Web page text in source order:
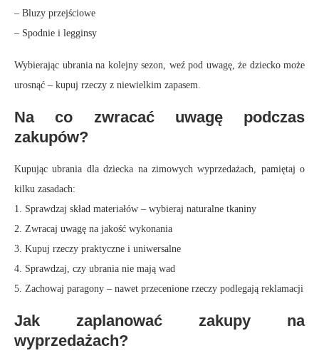
– Bluzy przejściowe
– Spodnie i legginsy
Wybierając ubrania na kolejny sezon, weź pod uwagę, że dziecko może
urosnąć – kupuj rzeczy z niewielkim zapasem.
Na co zwracać uwagę podczas
zakupów?
Kupując ubrania dla dziecka na zimowych wyprzedażach, pamiętaj o
kilku zasadach:
1. Sprawdzaj skład materiałów – wybieraj naturalne tkaniny
2. Zwracaj uwagę na jakość wykonania
3. Kupuj rzeczy praktyczne i uniwersalne
4. Sprawdzaj, czy ubrania nie mają wad
5. Zachowaj paragony – nawet przecenione rzeczy podlegają reklamacji
Jak zaplanować zakupy na
wyprzedażach?